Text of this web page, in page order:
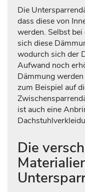
Die
dass diese von
werden. Selbst
sich diese
wodurch sich der
Aufwand noch
Dämmung
zum Beispiel auf
ist auch eine
Die